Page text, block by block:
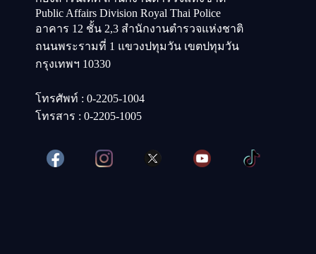
Public Affairs Division Royal Thai Police
อาคาร 12 ชั้น 2,3 สำนักงานตำรวจแห่งชาติ
ถนนพระรามที่ 1 แขวงปทุมวัน เขตปทุมวัน
กรุงเทพฯ 10330
โทรศัพท์ : 0-2205-1004
โทรสาร : 0-2205-1005